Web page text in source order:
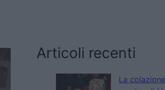
Articoli recenti
La colazione